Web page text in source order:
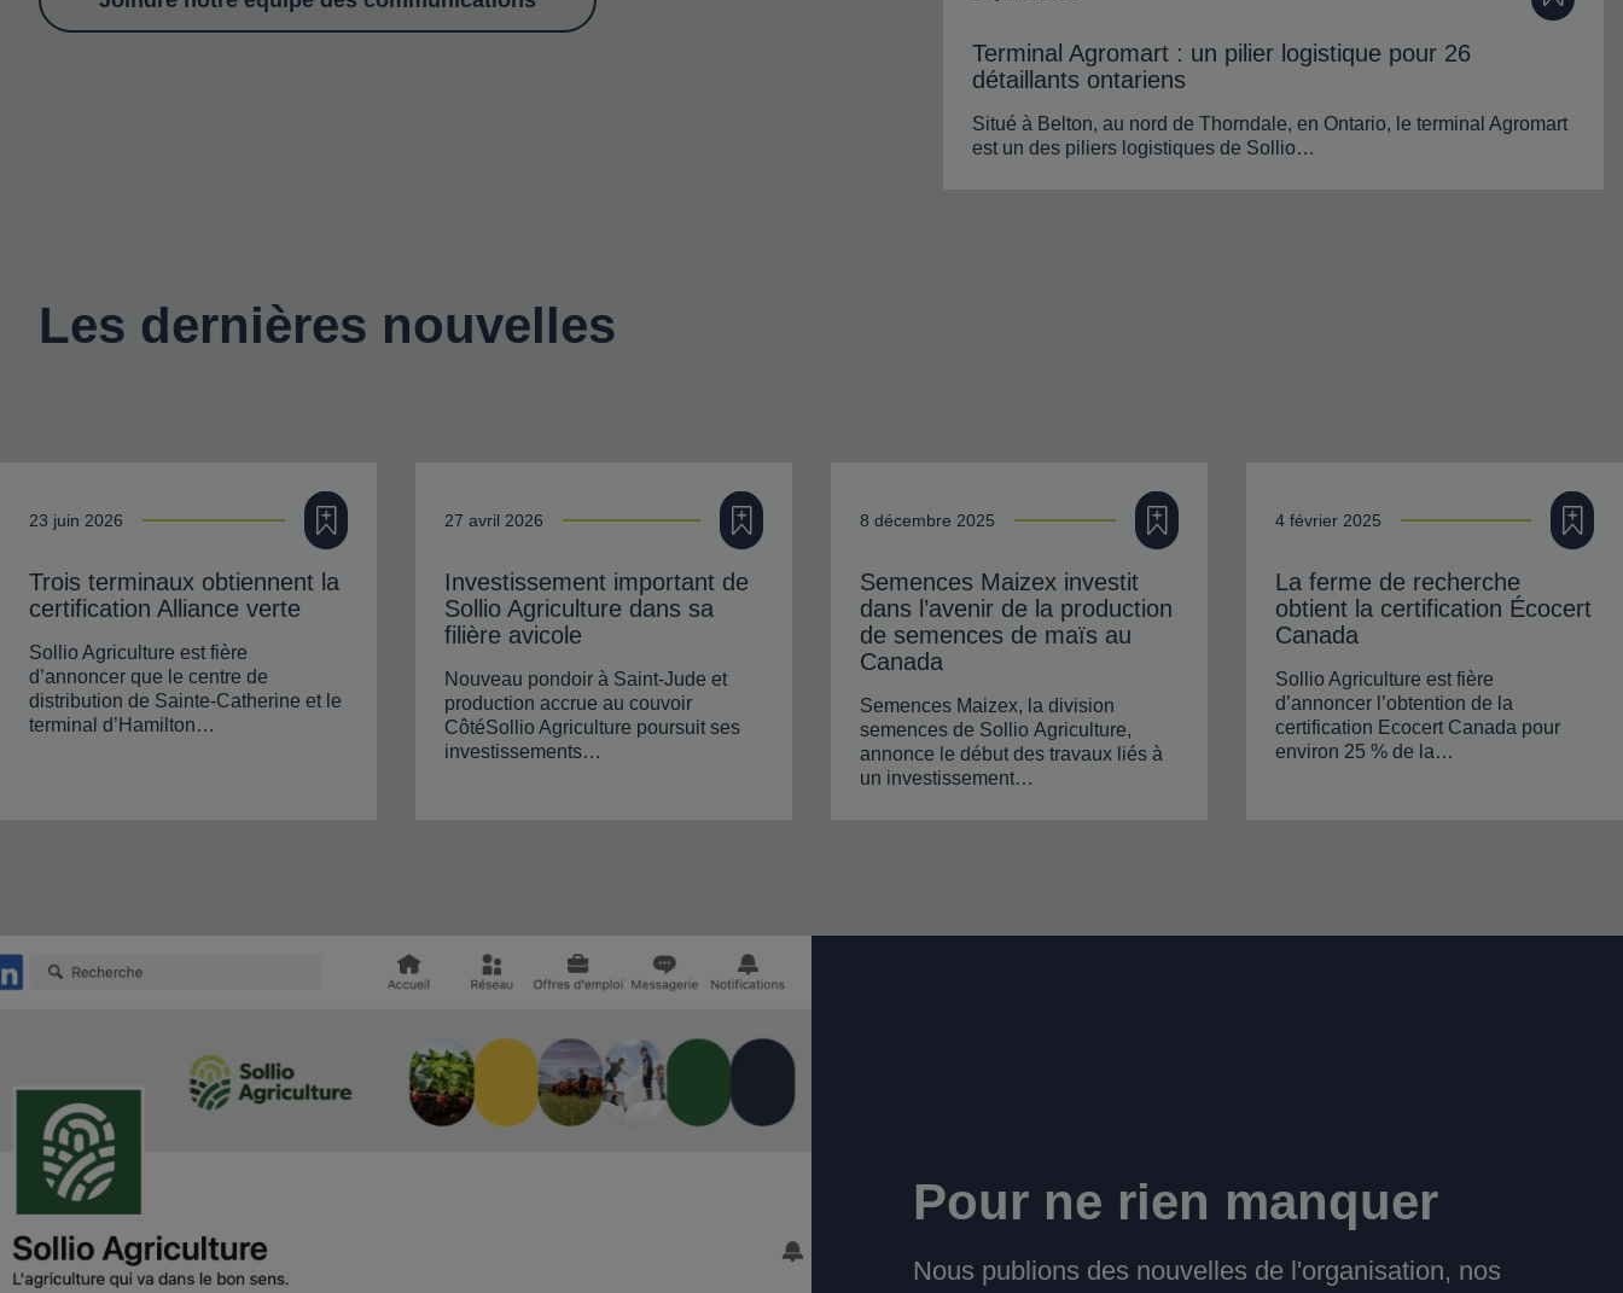
Terminal Agromart : un pilier logistique pour 26
détaillants ontariens
Situé à Belton, au nord de Thorndale, en Ontario, le terminal Agromart
est un des piliers logistiques de Sollio…
Les dernières nouvelles
23 juin 2026
Ajouter à ma filière
Trois terminaux obtiennent la
certification Alliance verte
Sollio Agriculture est fière
d’annoncer que le centre de
distribution de Sainte-Catherine et le
terminal d’Hamilton…
27 avril 2026
Ajouter à ma filière
Investissement important de
Sollio Agriculture dans sa
filière avicole
Nouveau pondoir à Saint-Jude et
production accrue au couvoir
CôtéSollio Agriculture poursuit ses
investissements…
8 décembre 2025
Ajouter à ma filière
Semences Maizex investit
dans l’avenir de la production
de semences de maïs au
Canada
Semences Maizex, la division
semences de Sollio Agriculture,
annonce le début des travaux liés à
un investissement…
4 février 2025
Ajouter
La ferme de recherche
obtient la certification Écocert
Canada
Sollio Agriculture est fière
d’annoncer l’obtention de la
certification Ecocert Canada pour
environ 25 % de la…
Pour ne rien manquer
Nous publions des nouvelles de l'organisation, nos